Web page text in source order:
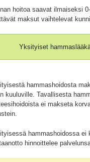
hoitoa saavat ilmaiseksi
maksut vaihtelevat
Yksityiset
hammashoidosta
kuuluville. Tavallisesta
ei makseta
hammashoidossa ei
hinnoittelee